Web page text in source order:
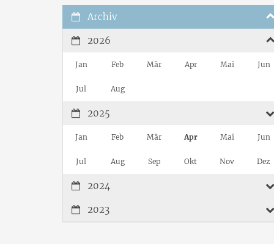
Archiv
2026
Jan Feb Mär Apr Mai Jun
Jul Aug
2025
Jan Feb Mär Apr Mai Jun
Jul Aug Sep Okt Nov Dez
2024
2023